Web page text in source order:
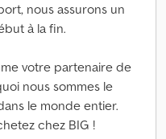
nous assurons un
à la fin.
votre partenaire de
nous sommes le
le monde entier.
chez BIG !